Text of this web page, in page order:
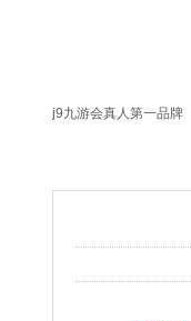
j9九游会真人第一品牌